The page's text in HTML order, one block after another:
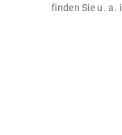
finden Sie u. a.